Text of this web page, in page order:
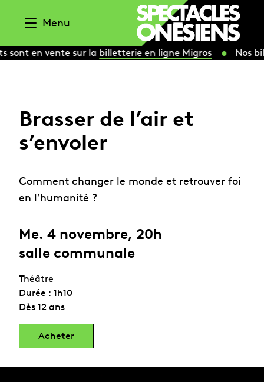
Menu
sont en vente sur labilletterie en ligne Migros Nos
Brasser de l’air et
s’envoler
Comment changer le monde et retrouver foi
en l’humanité ?
Me. 4 novembre, 20h
salle communale
Théâtre
Durée : 1h10
Dès 12 ans
Acheter